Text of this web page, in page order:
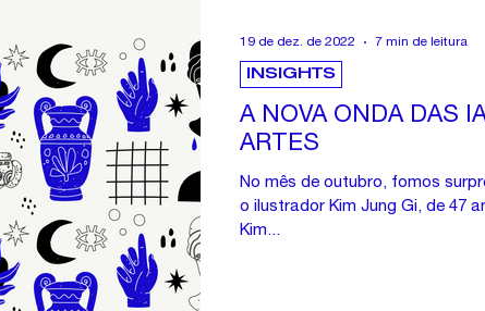
A NOVA ONDA DAS
ARTES
No mês de outubro, fomos
o ilustrador Kim Jung Gi, de 47
Kim...
INSIGHTS
19 de dez. de 2022 7 min de leitura